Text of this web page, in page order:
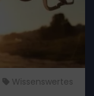
Wissenswertes